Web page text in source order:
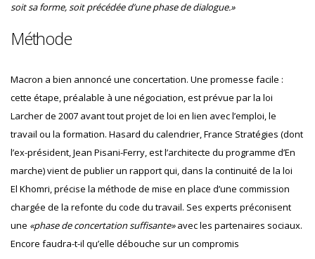
soit sa forme, soit précédée d’une phase de dialogue.»
Méthode
Macron a bien annoncé une concertation. Une promesse facile :
cette étape, préalable à une négociation, est prévue par la loi
Larcher de 2007 avant tout projet de loi en lien avec l’emploi, le
travail ou la formation. Hasard du calendrier, France Stratégies (dont
l’ex-président, Jean Pisani-Ferry, est l’architecte du programme d’En
marche) vient de publier un rapport qui, dans la continuité de la loi
El Khomri, précise la méthode de mise en place d’une commission
chargée de la refonte du code du travail. Ses experts préconisent
une «phase de concertation suffisante»avec les partenaires sociaux.
Encore faudra-t-il qu’elle débouche sur un compromis